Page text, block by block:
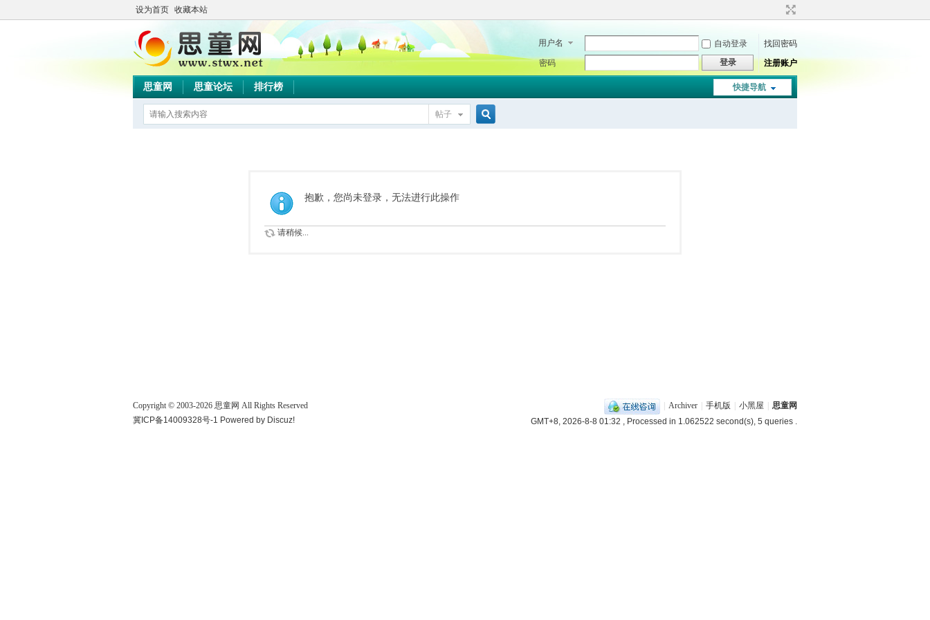
设为首页 收藏本站
用户名 自动登录
找回密码
密码
登录 注册账户
快捷导航
思童网 思童论坛 排行榜
帖子
抱歉，您尚未登录，无法进行此操作
请稍候...
Archiver 手机版 小黑屋
思童网
GMT+8, 2026-8-8 01:32 , Processed in 1.062522 second(s), 5 queries .
Copyright © 2003-2026 思童网 All Rights Reserved
冀ICP备14009328号-1 Powered by Discuz!